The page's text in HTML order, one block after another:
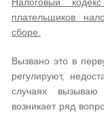
плательщиков
сборе.
Вызвано это в
регулируют,
случаях вызываю
возникает ряд